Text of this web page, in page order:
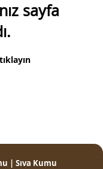
sayfa
| Sıva Kumu